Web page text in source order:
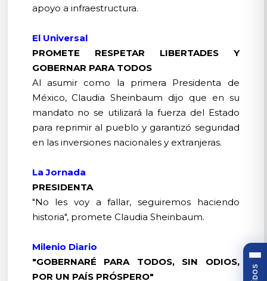
apoyo a infraestructura.
El Universal
PROMETE RESPETAR LIBERTADES Y
GOBERNAR PARA TODOS
Al asumir como la primera Presidenta de
México, Claudia Sheinbaum dijo que en su
mandato no se utilizará la fuerza del Estado
para reprimir al pueblo y garantizó seguridad
en las inversiones nacionales y extranjeras.
La Jornada
PRESIDENTA
"No les voy a fallar, seguiremos haciendo
historia", promete Claudia Sheinbaum.
Milenio Diario
"GOBERNARÉ PARA TODOS, SIN ODIOS,
POR UN PAÍS PRÓSPERO"